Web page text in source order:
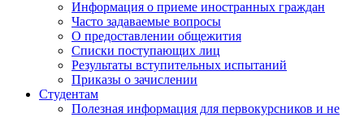
Информация о приеме иностранных граждан
Часто задаваемые вопросы
О предоставлении общежития
Списки поступающих лиц
Результаты вступительных испытаний
Приказы о зачислении
Студентам
Полезная информация для первокурсников и не